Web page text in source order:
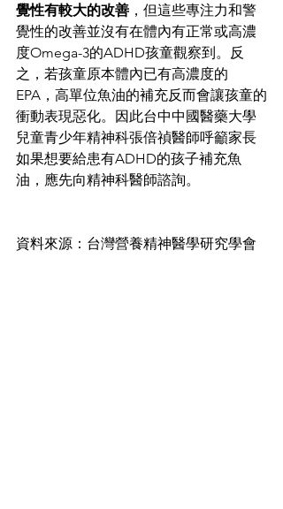
覺性有較大的改善 ，但這些專注力和警
覺性的改善並沒有在體內有正常或高濃
度Omega-3的ADHD孩童觀察到。反
之，若孩童原本體內已有高濃度的
EPA，高單位魚油的補充反而會讓孩童的
衝動表現惡化。因此台中中國醫藥大學
兒童青少年精神科張倍禎醫師呼籲家長
如果想要給患有ADHD的孩子補充魚
油，應先向精神科醫師諮詢。
資料來源：台灣營養精神醫學研究學會